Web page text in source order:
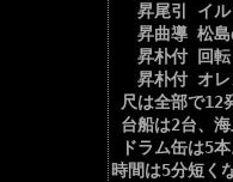
昇尾引 イル
昇曲導 松島
昇朴付 回転
昇朴付 オレ
尺は全部で12
台船は2台、海
ドラム缶は5本
時間は5分短く